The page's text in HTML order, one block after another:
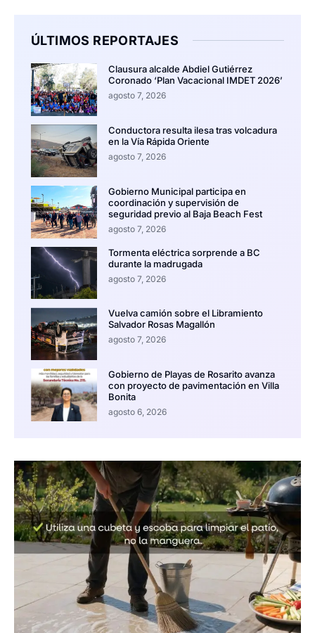
ÚLTIMOS REPORTAJES
Clausura alcalde Abdiel Gutiérrez
Coronado ‘Plan Vacacional IMDET 2026’
agosto 7, 2026
Conductora resulta ilesa tras volcadura
en la Vía Rápida Oriente
agosto 7, 2026
Gobierno Municipal participa en
coordinación y supervisión de
seguridad previo al Baja Beach Fest
agosto 7, 2026
Tormenta eléctrica sorprende a BC
durante la madrugada
agosto 7, 2026
Vuelva camión sobre el Libramiento
Salvador Rosas Magallón
agosto 7, 2026
Gobierno de Playas de Rosarito avanza
con proyecto de pavimentación en Villa
Bonita
agosto 6, 2026